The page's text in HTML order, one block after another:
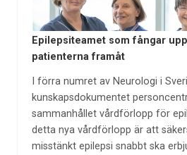
Epilepsiteamet som fångar
patienterna framåt
I förra numret av Neurologi i
kunskapsdokumentet
sammanhållet vårdförlopp för
detta nya vårdförlopp är att
misstänkt epilepsi snabbt ska